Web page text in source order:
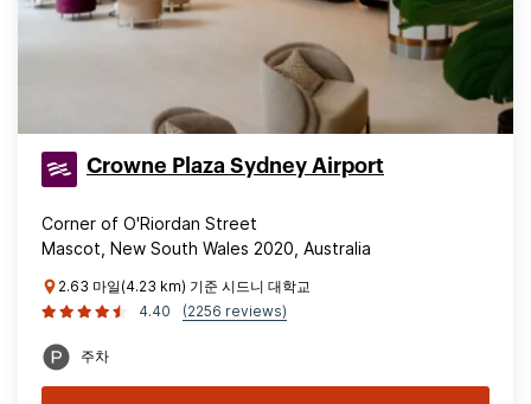
Crowne Plaza Sydney Airport
Corner of O'Riordan Street
Mascot, New South Wales 2020, Australia
2.63 마일(4.23 km) 기준 시드니 대학교
4.40
(2256 reviews)
주차